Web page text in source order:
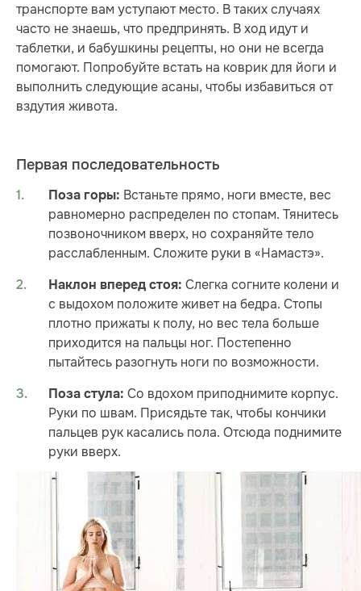
транспорте вам уступают место. В таких случаях
часто не знаешь, что предпринять. В ход идут и
таблетки, и бабушкины рецепты, но они не всегда
помогают. Попробуйте встать на коврик для йоги и
выполнить следующие асаны, чтобы избавиться от
вздутия живота.
Первая последовательность
Поза горы: Встаньте прямо, ноги вместе, вес
равномерно распределен по стопам. Тянитесь
позвоночником вверх, но сохраняйте тело
расслабленным. Сложите руки в «Намастэ».
Наклон вперед стоя: Слегка согните колени и
с выдохом положите живет на бедра. Стопы
плотно прижаты к полу, но вес тела больше
приходится на пальцы ног. Постепенно
пытайтесь разогнуть ноги по возможности.
Поза стула: Со вдохом приподнимите корпус.
Руки по швам. Присядьте так, чтобы кончики
пальцев рук касались пола. Отсюда поднимите
руки вверх.